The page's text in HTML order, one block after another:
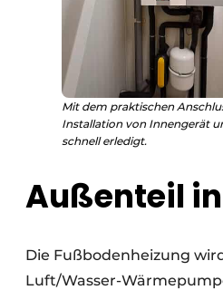
Mit dem praktischen
Installation von Innengerät
schnell erledigt.
Außenteil
Die Fußbodenheizung
Luft/Wasser-